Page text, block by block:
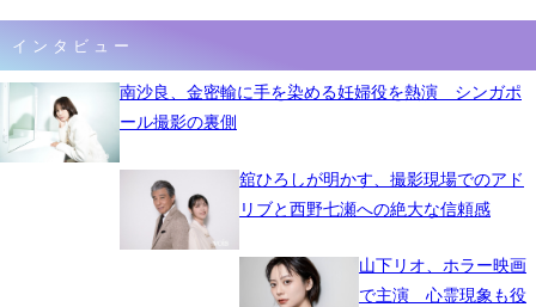
インタビュー
南沙良、金密輸に手を染める妊婦役を熱演 シンガポ
ール撮影の裏側
舘ひろしが明かす、撮影現場でのアド
リブと西野七瀬への絶大な信頼感
山下リオ、ホラー映画
で主演 心霊現象も役